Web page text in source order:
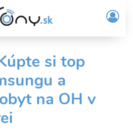
/
si top
a
na OH v